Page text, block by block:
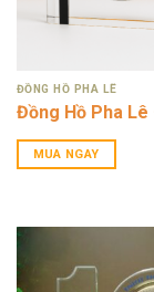
ĐỒNG HỒ PHA LÊ
Đồng Hồ Pha Lê
MUA NGAY